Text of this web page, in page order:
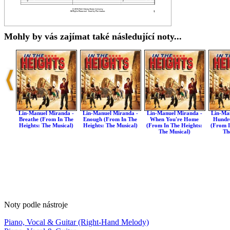
Mohly by vás zajímat také následující noty...
Lin-Manuel Miranda -
Breathe (from In The
Heights: The Musical)
Lin-Manuel Miranda -
Enough (from In The
Heights: The Musical)
Lin-Manuel Miranda -
When You're Home
(from In The Heights:
The Musical)
Lin-
(from
Noty podle nástroje
Piano, Vocal & Guitar (Right-Hand Melody)